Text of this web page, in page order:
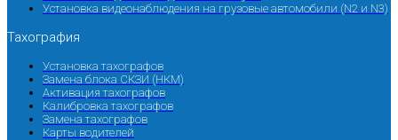
Установка видеонаблюдения на грузовые автомобили (N2 и N3)
Тахография
Установка тахографов
Замена блока СКЗИ (НКМ)
Активация тахографов
Калибровка тахографов
Замена тахографов
Карты водителей